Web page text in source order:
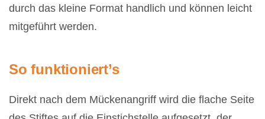
durch das kleine Format handlich und können leicht
mitgeführt werden.
So funktioniert’s
Direkt nach dem Mückenangriff wird die flache Seite